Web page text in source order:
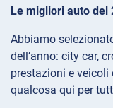
Le migliori auto del
Abbiamo
dell’anno: city car,
prestazioni e veicoli
qualcosa qui per